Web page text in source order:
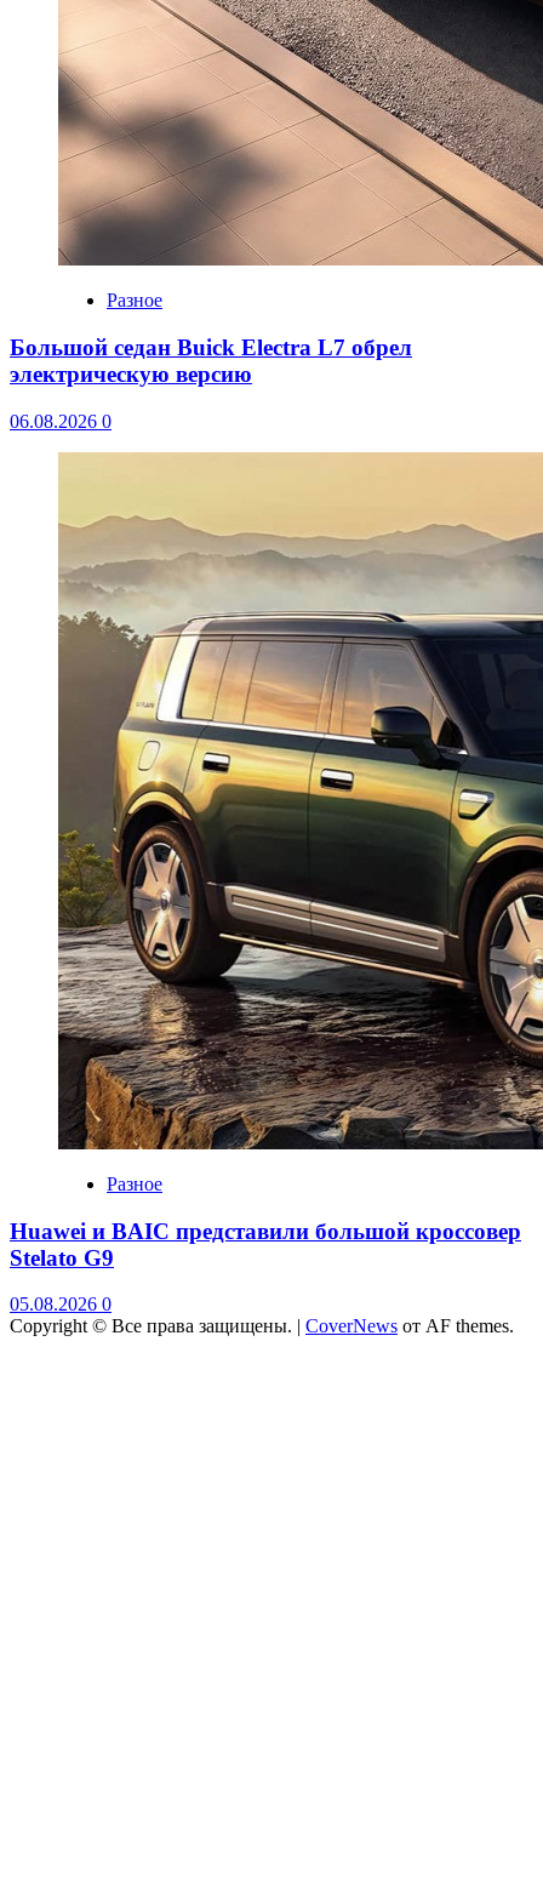
Разное
Большой седан Buick Electra L7 обрел
электрическую версию
06.08.2026 0
Разное
Huawei и BAIC представили большой кроссовер
Stelato G9
05.08.2026 0
Copyright © Все права защищены. | CoverNews от AF themes.